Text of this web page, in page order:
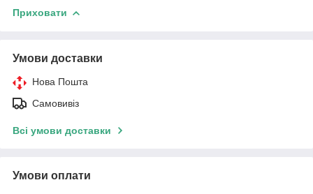
Приховати
Умови доставки
Нова Пошта
Самовивіз
Всі умови доставки
Умови оплати